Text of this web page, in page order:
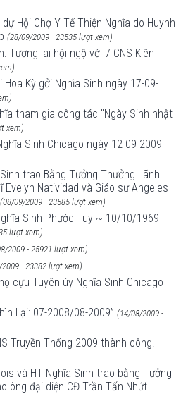
Hội Chợ Y Tế Thiện Nghĩa do Huynh
(28/09/2009 - 23535 lượt xem)
Tương lai hội ngộ với 7 CNS Kiên
Hoa Kỳ gởi Nghĩa Sinh ngày 17-09-
tham gia công tác "Ngày Sinh nhật
xem)
Sinh Chicago ngày 12-09-2009
trao Bằng Tưởng Thưởng Lãnh
Natividad và Giáo sư Angeles
(08/09/2009 - 23585 lượt xem)
Sinh Phước Tuy ~ 10/10/1969-
lượt xem)
2009 - 25921 lượt xem)
- 23382 lượt xem)
cựu Tuyên úy Nghĩa Sinh Chicago
Lại: 07-2008/08-2009” (14/08/2009 -
Truyền Thống 2009 thành công!
và HT Nghĩa Sinh trao bằng Tưởng
ông đại diện CĐ Trần Tấn Nhứt